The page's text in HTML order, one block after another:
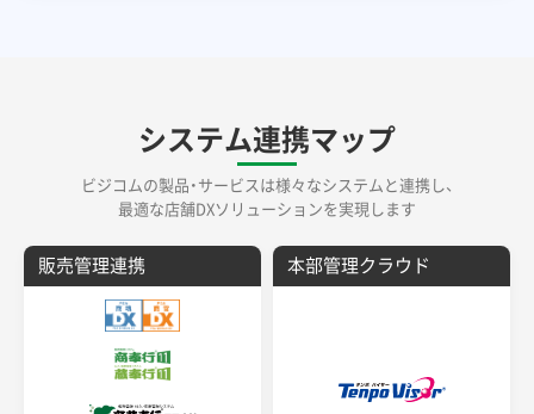
システム連携マップ
ビジコムの製品・サービスは様々なシステムと連携し、
最適な店舗DXソリューションを実現します
販売管理連携 本部管理クラウド